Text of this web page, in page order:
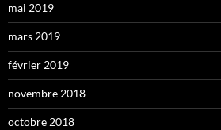
mai 2019
mars 2019
février 2019
novembre 2018
octobre 2018